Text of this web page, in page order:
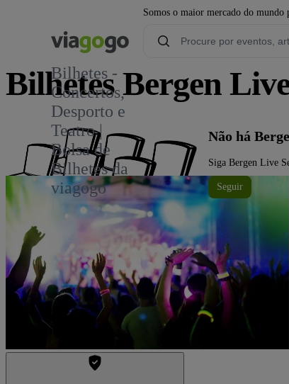
Somos o maior mercado do mundo
Bilhetes -
Concertos,
Desporto e
Teatro |
Bolsa de
Bilhetes da
viagogo
Bilhetes Bergen
Não há
Siga Bergen Live
Seguir